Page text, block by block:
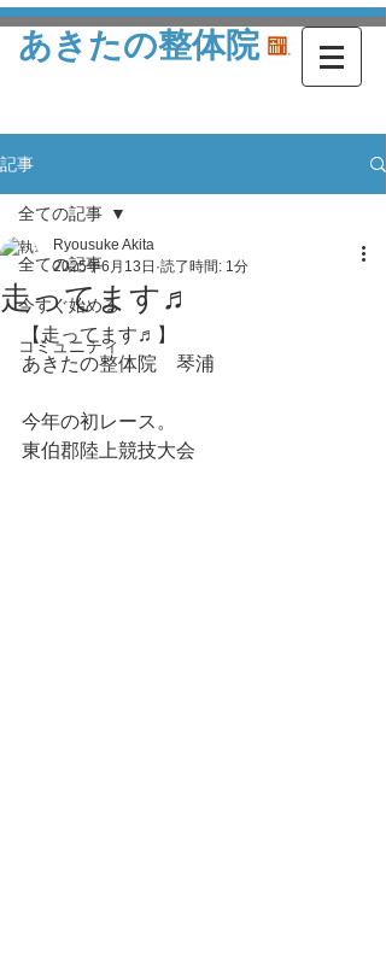
あきたの整体院
記事
全ての記事
今すぐ始める
コミュニティ
全ての記事
走ってます♬
Ryousuke Akita
2025年6月13日 読了時間: 1分
【走ってます♬】
あきたの整体院　琴浦
今年の初レース。
東伯郡陸上競技大会